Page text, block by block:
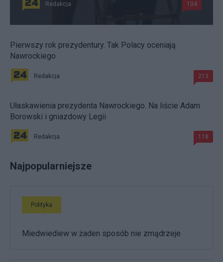
Redakcja 104
Pierwszy rok prezydentury. Tak Polacy oceniają
Nawrockiego
Redakcja 213
Ułaskawienia prezydenta Nawrockiego. Na liście Adam
Borowski i gniazdowy Legii
Redakcja 118
Najpopularniejsze
Polityka
Miedwiediew w żaden sposób nie zmądrzeje